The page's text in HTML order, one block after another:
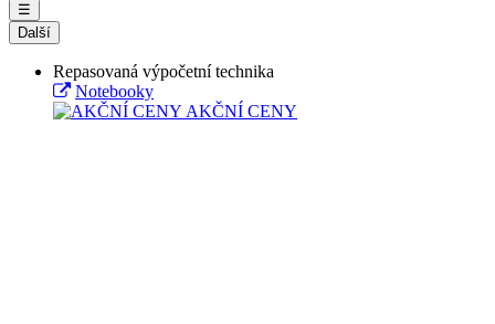
☰
Další
Repasovaná výpočetní technika
Notebooky
AKČNÍ CENY